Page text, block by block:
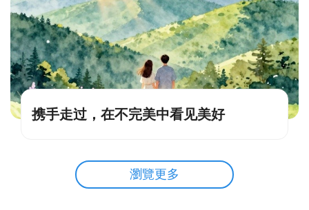
携手走过，在不完美中看见美好
瀏覽更多